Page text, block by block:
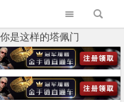
是这样的塔佩门